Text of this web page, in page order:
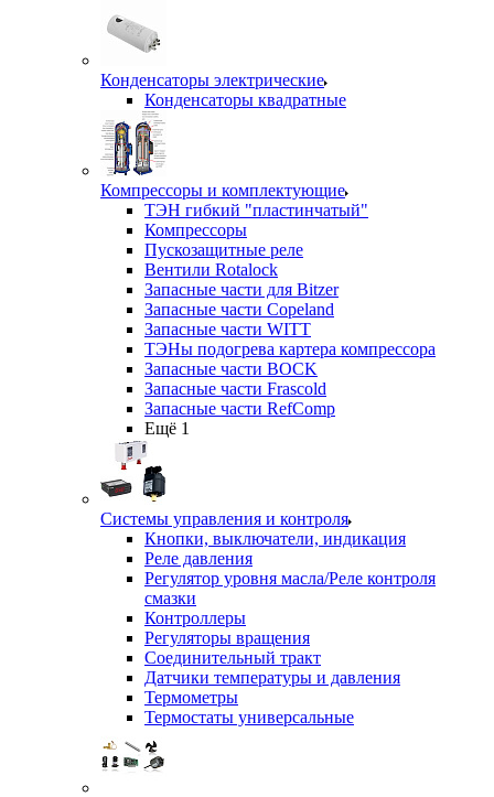
Конденсаторы электрические
Конденсаторы квадратные
Компрессоры и комплектующие
ТЭН гибкий "пластинчатый"
Компрессоры
Пускозащитные реле
Вентили Rotalock
Запасные части для Bitzer
Запасные части Copeland
Запасные части WITT
ТЭНы подогрева картера компрессора
Запасные части BOCK
Запасные части Frascold
Запасные части RefComp
Ещё 1
Системы управления и контроля
Кнопки, выключатели, индикация
Реле давления
Регулятор уровня масла/Реле контроля
смазки
Контроллеры
Регуляторы вращения
Соединительный тракт
Датчики температуры и давления
Термометры
Термостаты универсальные